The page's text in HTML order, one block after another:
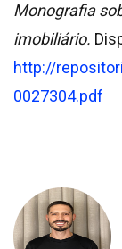
Monografia
imobiliário.
http://
0027304.pdf